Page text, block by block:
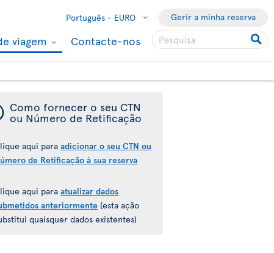
Português - EURO Gerir a minha reserva
viagem Contacte-nos
Como fornecer o seu CTN
ou Número de Retificação
aqui paraadicionar o seu CTN ou
de Retificação à sua reserva
aqui paraatualizar dados
anteriormente (esta ação
quaisquer dados existentes)